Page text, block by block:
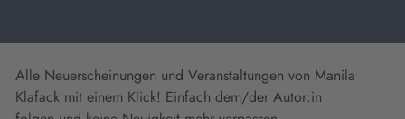
Alle Neuerscheinungen und Veranstaltungen von Manila
Klafack mit einem Klick! Einfach dem/der Autor:in